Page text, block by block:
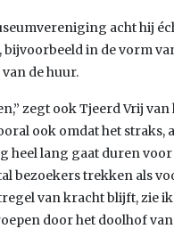
acht hij
in de vorm
de huur.
zegt ook Tjeerd Vrij van
ook omdat het straks,
heel lang gaat duren
bezoekers trekken als
van kracht blijft, zie
door het doolhof